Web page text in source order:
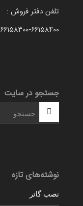
تلفن دفتر فروش :
۶۶۱۵۸۳۰۰-۶۶۱۵۸۴۰۰- ۶۶۱۵۸۵۰۰-۶۶۱۵۸۶۰۰ (۰۲۱)
جستجو در سایت
نوشته‌های تازه
نصب گاتر